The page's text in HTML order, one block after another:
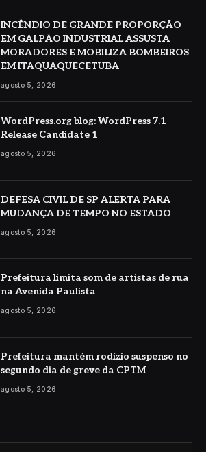
INCÊNDIO DE GRANDE PROPORÇÃO
EM GALPÃO INDUSTRIAL ASSUSTA
MORADORES E MOBILIZA BOMBEIROS
EM ITAQUAQUECETUBA
agosto 5, 2026
WordPress.org blog: WordPress 7.1
Release Candidate 1
agosto 5, 2026
DEFESA CIVIL DE SP ALERTA PARA
MUDANÇA DE TEMPO NO ESTADO
agosto 5, 2026
Prefeitura limita som de artistas de rua
na Avenida Paulista
agosto 5, 2026
Prefeitura mantém rodízio suspenso no
segundo dia de greve da CPTM
agosto 5, 2026